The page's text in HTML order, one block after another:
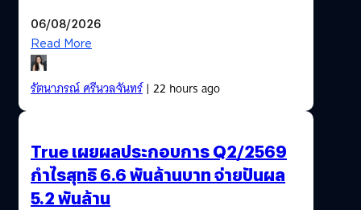
06/08/2026
Read More
รัตนาภรณ์ ศรีนวลจันทร์| 22 hours ago
True เผยผลประกอบการ Q2/2569
กำไรสุทธิ 6.6 พันล้านบาท จ่ายปันผล
5.2 พันล้าน